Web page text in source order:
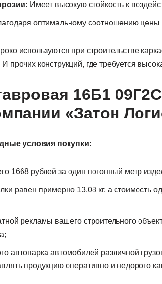
Имеет высокую стойкость к
оптимальному соотношению цены
используются при строительстве
прочих конструкций, где требуется
16Б1
«Затон
условия покупки:
1668 рублей за один погонный метр
равен примерно 13,08 кг, а стоимость
рекламы вашего строительного
автопарка автомобилей различной
продукцию оперативно и недорого